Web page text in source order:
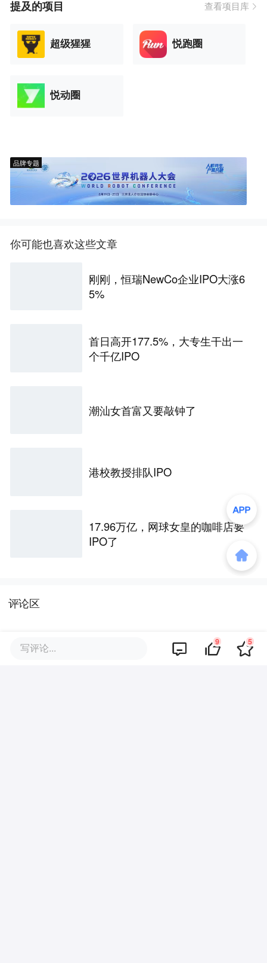
提及的项目 查看项目库
超级猩猩 悦跑圈
悦动圈
品牌专题
你可能也喜欢这些文章
刚刚，恒瑞NewCo企业IPO大涨6
5%
首日高开177.5%，大专生干出一
个千亿IPO
潮汕女首富又要敲钟了
港校教授排队IPO
17.96万亿，网球女皇的咖啡店要
IPO了
评论区
写评论... 9 5